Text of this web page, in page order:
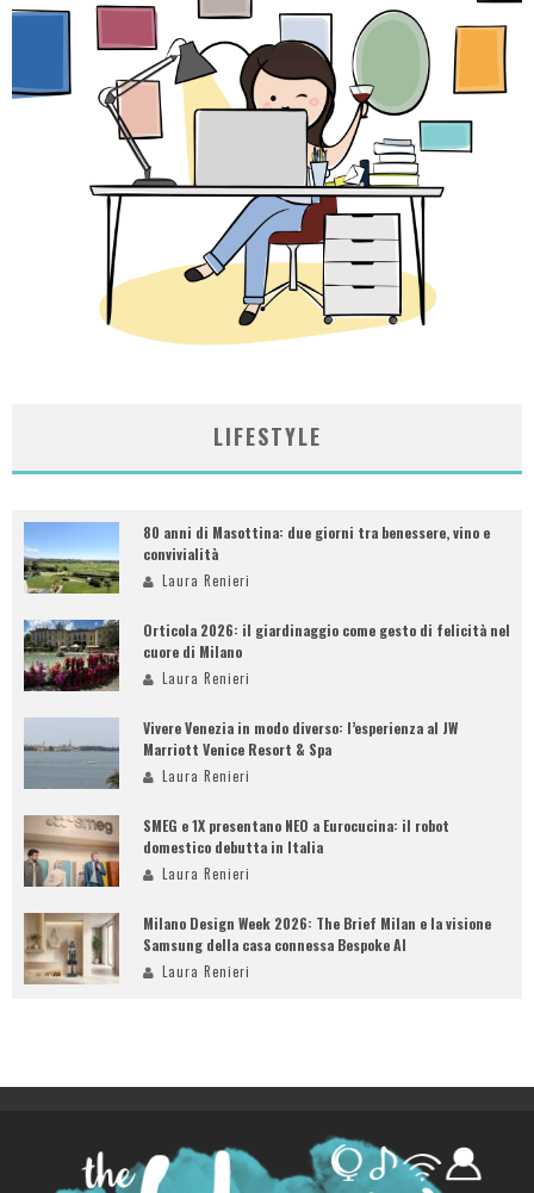
LIFESTYLE
80 anni di Masottina: due giorni tra benessere, vino e
convivialità
Laura Renieri
Orticola 2026: il giardinaggio come gesto di felicità nel
cuore di Milano
Laura Renieri
Vivere Venezia in modo diverso: l’esperienza al JW
Marriott Venice Resort & Spa
Laura Renieri
SMEG e 1X presentano NEO a Eurocucina: il robot
domestico debutta in Italia
Laura Renieri
Milano Design Week 2026: The Brief Milan e la visione
Samsung della casa connessa Bespoke AI
Laura Renieri